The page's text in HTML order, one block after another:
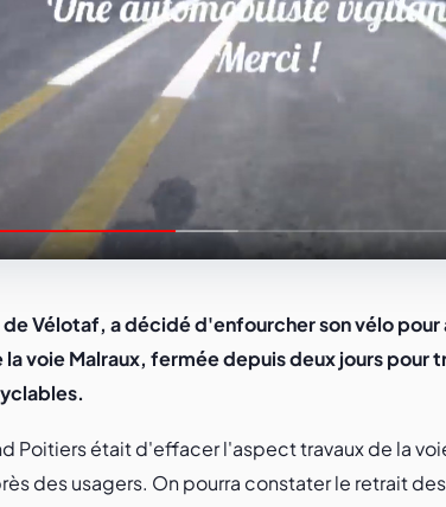
Vélotaf, a décidé d'enfourcher son vélo pour
voie Malraux, fermée depuis deux jours pour
Poitiers était d'effacer l'aspect travaux de la
des usagers. On pourra constater le retrait